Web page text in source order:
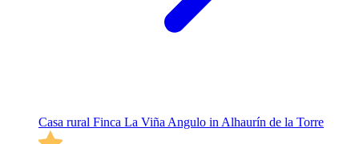
Casa rural Finca La Viña Angulo in Alhaurín de la Torre